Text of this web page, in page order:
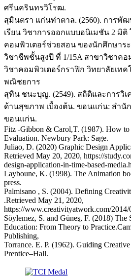
ศรีนครินทรวิโรฒ.
สุมินตรา แก่นท่าตาล. (2560). การพั
เรียน วิชาการออกแบบอนิเมชัน 2 มิติ
คอมพิวเตอร์ช่วยสอน ของนักศึกษาร
วิชาชีพชั้นสูงปี ที่ 1/15A สาขาวิชาคอ
วิชาคอมพิวเตอร์กราฟิก วิทยาลัยเทค
พณิชยการ
สุทิน ชนะบุญ. (2549). สถิติและการวิ
ด้านสุขภาพ เบื้องต้น. ขอนแก่น: สํานั
ขอนแก่น.
Fitz -Gibbon & Carol,T. (1987). How to
Evaluation. Newbury Park: Sage.
Juliao, D. (2020) Graphic Design
Retrieved May 20, 2020, https://
design-application-in-time-based-
Layboune, K. (1998). The Animation
press.
Palmisano , S. (2004). Defining
.Retrieved May 21, 2020,
https://www.creativityatwork.com/
Söylemez, S. and Güneş, F. (2018)
Education: From Theory to
Publishing,
Torrance. E. P. (1962). Guiding
Prentice–Hall.